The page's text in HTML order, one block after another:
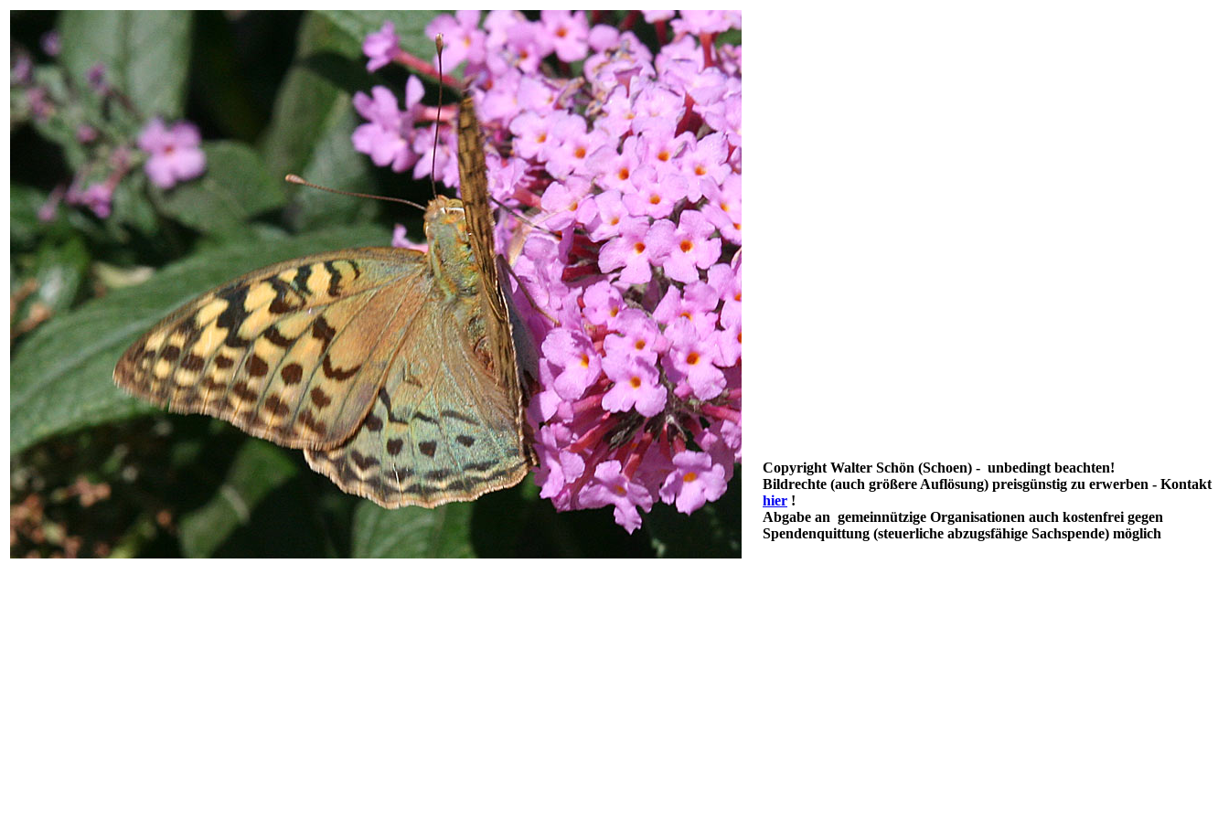
Copyright Walter Schön (Schoen) - unbedingt beachten!
Bildrechte (auch größere Auflösung) preisgünstig zu erwerben - Kontakt
hier !
Abgabe an gemeinnützige Organisationen auch kostenfrei gegen
Spendenquittung (steuerliche abzugsfähige Sachspende) möglich